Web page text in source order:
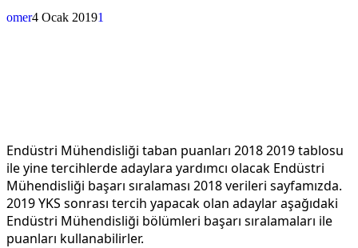
omer4 Ocak 20191
Endüstri Mühendisliği taban puanları 2018 2019 tablosu
ile yine tercihlerde adaylara yardımcı olacak Endüstri
Mühendisliği başarı sıralaması 2018 verileri sayfamızda.
2019 YKS sonrası tercih yapacak olan adaylar aşağıdaki
Endüstri Mühendisliği bölümleri başarı sıralamaları ile
puanları kullanabilirler.